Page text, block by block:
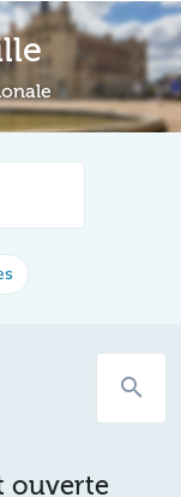
search
ouverte